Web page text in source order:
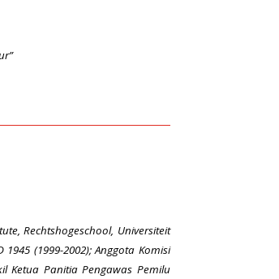
Rechtshogeschool, Universiteit
(1999-2002); Anggota Komisi
Ketua Panitia Pengawas Pemilu